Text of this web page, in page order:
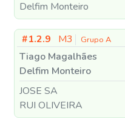
Delfim Monteiro
#1.2.9 M3 Grupo A
Tiago Magalhães
Delfim Monteiro
JOSE SA
RUI OLIVEIRA